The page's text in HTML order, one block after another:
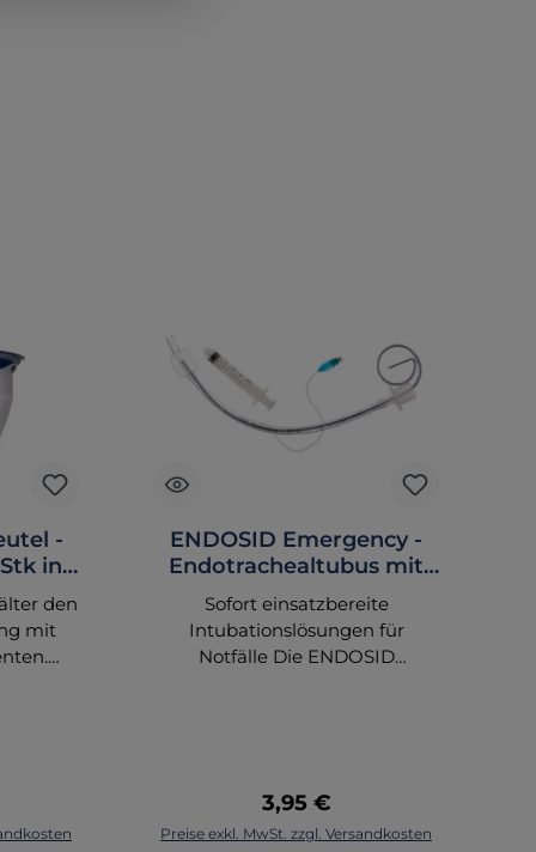
-
in
den
mit
ENDOSID Emergency -
Endotrachealtubus mit
Mandrin und
Blockerspritze
Sofort einsatzbereite
Intubationslösungen für
Notfälle Die ENDOSID
konzipiert, in denen jede
Sekunde zählt. Diese
Regulärer Preis:
3,95 €
Preise exkl. MwSt. zzgl. Versandkosten